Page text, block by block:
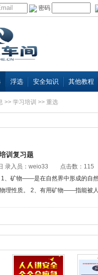
密码
浮选 安全知识 其他教程
>> 学习培训 >> 重选
训复习题
录入员： weio33 点击数：115
、矿物——是在自然界中形成的自
理性质。 2、有用矿物——指能被